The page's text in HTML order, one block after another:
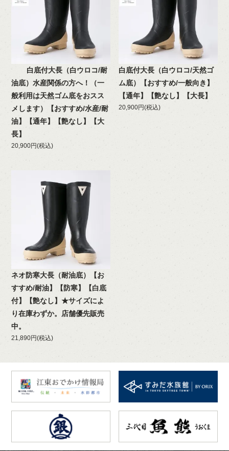
白底付大長（白ウロコ/耐
油底）水産関係の方へ！（一
般利用は天然ゴム底をおスス
メします）【おすすめ/水産/耐
油】【通年】【艶なし】【大
長】
20,900円(税込)
白底付大長（白ウロコ/天然ゴ
ム底）【おすすめ/一般向き】
【通年】【艶なし】【大長】
20,900円(税込)
ネオ防寒大長（耐油底）【お
すすめ/耐油】【防寒】【白底
付】【艶なし】★サイズによ
り在庫わずか。店舗優先販売
中。
21,890円(税込)